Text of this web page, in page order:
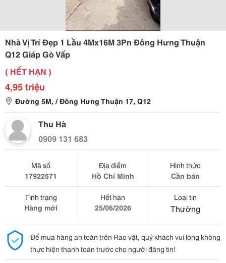
Nhà Vị Trí Đẹp 1 Lầu 4Mx16M 3Pn Đông Hưng Thuận
Q12 Giáp Gò Vấp
( HẾT HẠN )
4,95 triệu
Đường 5M, / Đông Hưng Thuận 17, Q12
Thu Hà
0909 131 683
Mã số
17922571
Địa điểm
Hồ Chí Minh
Hình thức
Cần bán
Tình trạng
Hàng mới
Hết hạn
25/06/2026
Loại tin
Thường
Để mua hàng an toàn trên Rao vặt, quý khách vui lòng không
thực hiện thanh toán trước cho người đăng tin!